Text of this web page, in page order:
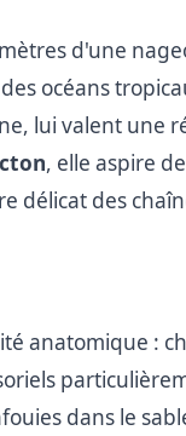
d'une
océans
lui valent une
, elle aspire
délicat des
anatomique :
dans le